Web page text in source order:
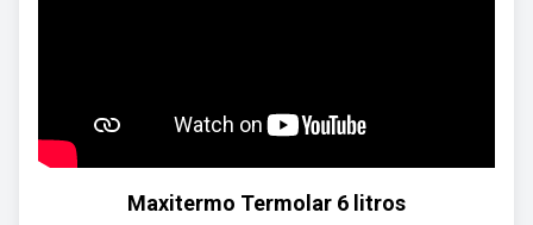
Maxitermo Termolar 6 litros